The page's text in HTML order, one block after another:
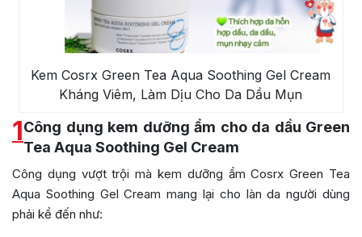
Kem Cosrx Green Tea Aqua Soothing Gel Cream
Kháng Viêm, Làm Dịu Cho Da Dầu Mụn
1Công dụng kem dưỡng ẩm cho da dầu Green
Tea Aqua Soothing Gel Cream
Công dụng vượt trội mà kem dưỡng ẩm Cosrx Green Tea
Aqua Soothing Gel Cream mang lại cho làn da người dùng
phải kể đến như: